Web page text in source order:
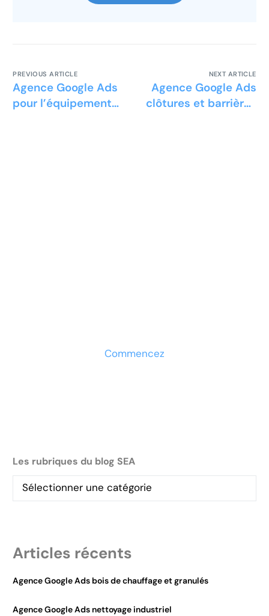
PREVIOUS ARTICLE
Agence Google Ads
pour l’équipement
NEXT ARTICLE
Agence Google Ads
clôtures et barrières
Commencez
Les rubriques du blog SEA
Articles récents
Agence Google Ads bois de chauffage et granulés
Agence Google Ads nettoyage industriel